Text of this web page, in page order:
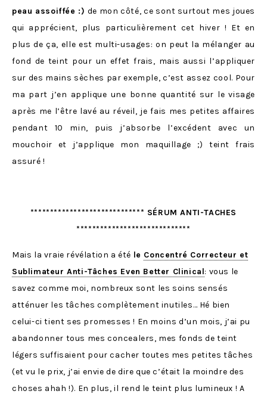
peau assoiffée :) de mon côté, ce sont surtout mes joues
qui apprécient, plus particulièrement cet hiver ! Et en
plus de ça, elle est multi-usages: on peut la mélanger au
fond de teint pour un effet frais, mais aussi l’appliquer
sur des mains sèches par exemple, c’est assez cool. Pour
ma part j’en applique une bonne quantité sur le visage
après me l’être lavé au réveil, je fais mes petites affaires
pendant 10 min, puis j’absorbe l’excédent avec un
mouchoir et j’applique mon maquillage ;) teint frais
assuré !
***************************** SÉRUM ANTI-TACHES
*****************************
Mais la vraie révélation a été le Concentré Correcteur et
Sublimateur Anti-Tâches Even Better Clinical: vous le
savez comme moi, nombreux sont les soins sensés
atténuer les tâches complètement inutiles… Hé bien
celui-ci tient ses promesses ! En moins d’un mois, j’ai pu
abandonner tous mes concealers, mes fonds de teint
légers suffisaient pour cacher toutes mes petites tâches
(et vu le prix, j’ai envie de dire que c’était la moindre des
choses ahah !). En plus, il rend le teint plus lumineux ! A